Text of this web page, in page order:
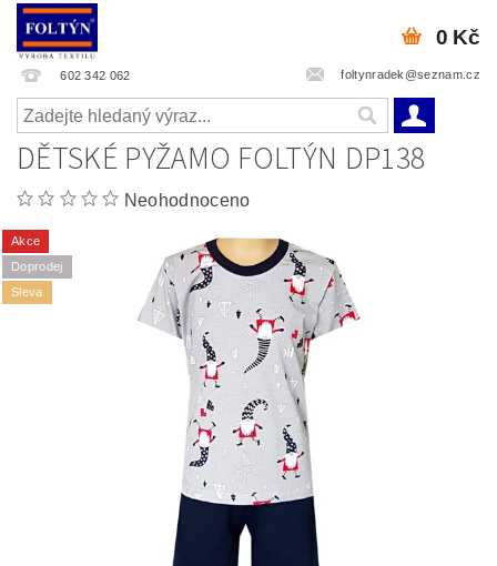
602 342 062 foltynradek@seznam.cz
0 Kč
DĚTSKÉ PYŽAMO FOLTÝN DP138
Neohodnoceno
Akce
Doprodej
Sleva